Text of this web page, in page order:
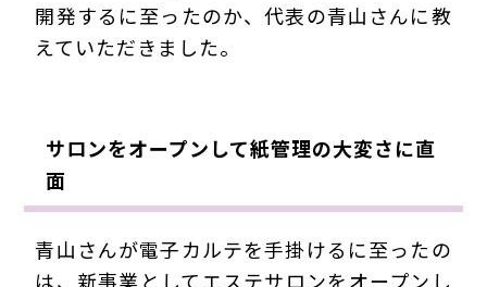
開発するに至ったのか、代表の青山さんに教
えていただきました。
サロンをオープンして紙管理の大変さに直
面
青山さんが電子カルテを手掛けるに至ったの
は、新事業としてエステサロンをオープンし